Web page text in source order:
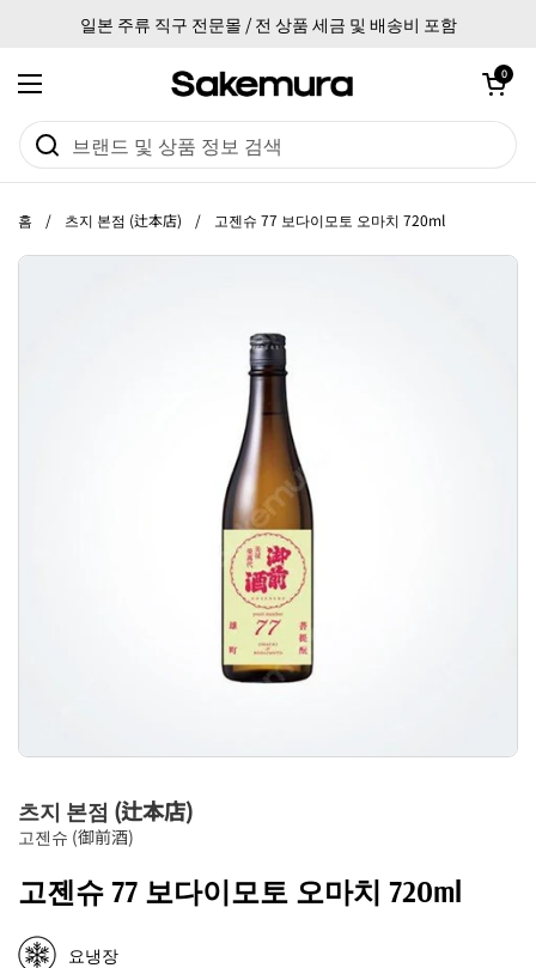
일본 주류 직구 전문몰 / 전 상품 세금 및 배송비 포함
메뉴 열기
카트 열기
0
홈 / 츠지 본점 (辻本店) / 고젠슈 77 보다이모토 오마치 720ml
츠지 본점 (辻本店)
고젠슈 (御前酒)
고젠슈 77 보다이모토 오마치 720ml
요냉장